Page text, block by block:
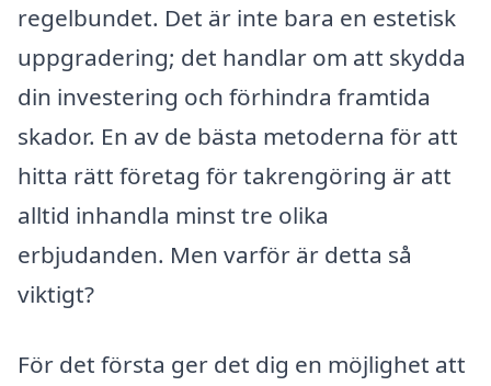
regelbundet. Det är inte bara en estetisk
uppgradering; det handlar om att skydda
din investering och förhindra framtida
skador. En av de bästa metoderna för att
hitta rätt företag för takrengöring är att
alltid inhandla minst tre olika
erbjudanden. Men varför är detta så
viktigt?
För det första ger det dig en möjlighet att